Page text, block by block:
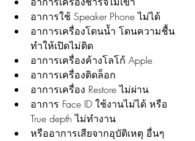
อาการใช้ Speaker Phone ไม่ได้
อาการเครื่องโดนน้ำ โดนความชื้น
ทำให้เปิดไม่ติด
อาการเครื่องค้างโลโก้ Apple
อาการเครื่องติดล็อก
อาการเครื่อง Restore ไม่ผ่าน
อาการ Face ID ใช้งานไม่ได้ หรือ
True depth ไม่ทำงาน
หรืออาการเสียจากอุบัติเหตุ อื่นๆ